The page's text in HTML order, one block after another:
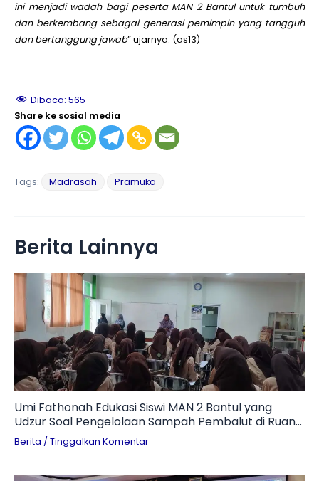
ini menjadi wadah bagi peserta MAN 2 Bantul untuk tumbuh
dan berkembang sebagai generasi pemimpin yang tangguh
dan bertanggung jawab” ujarnya. (as13)
Dibaca: 565
Share ke sosial media
Tags: Madrasah Pramuka
Berita Lainnya
Umi Fathonah Edukasi Siswi MAN 2 Bantul yang
Udzur Soal Pengelolaan Sampah Pembalut di Ruang
Otomotif
Berita / Tinggalkan Komentar